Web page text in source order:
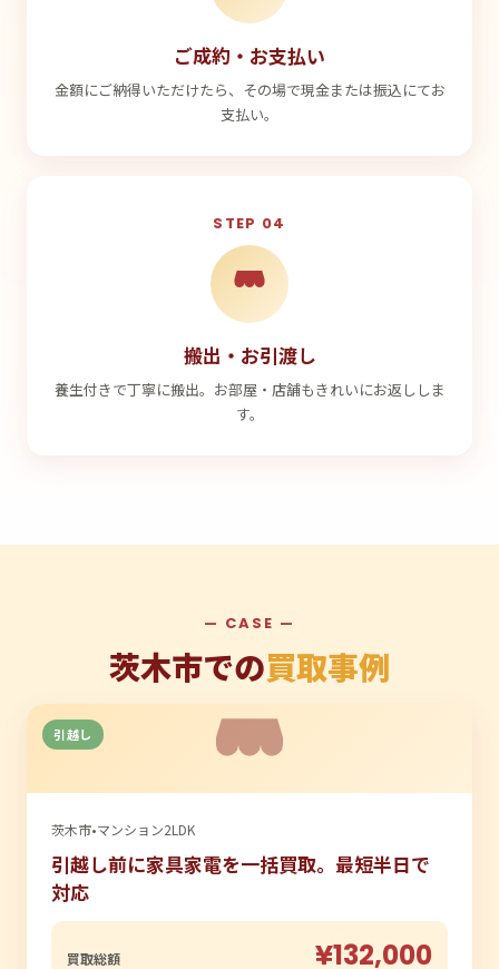
ご成約・お支払い
金額にご納得いただけたら、その場で現金または振込にてお
支払い。
STEP 04
搬出・お引渡し
養生付きで丁寧に搬出。お部屋・店舗もきれいにお返ししま
す。
— CASE —
茨木市での買取事例
引越し
茨木市•マンション2LDK
引越し前に家具家電を一括買取。最短半日で
対応
買取総額 ¥132,000